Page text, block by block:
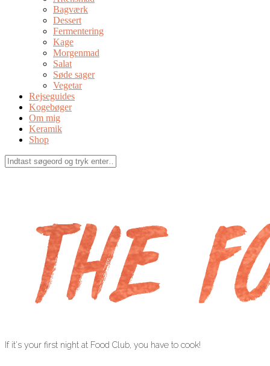
Bagværk
Dessert
Fermentering
Kage
Morgenmad
Salat
Søde sager
Vegetar
Rejseguides
Kogebøger
Om mig
Keramik
Shop
If it's your first night at Food Club, you have to cook!